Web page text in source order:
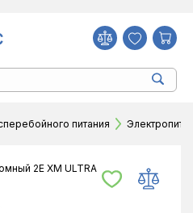
питания
2E XM ULTRA